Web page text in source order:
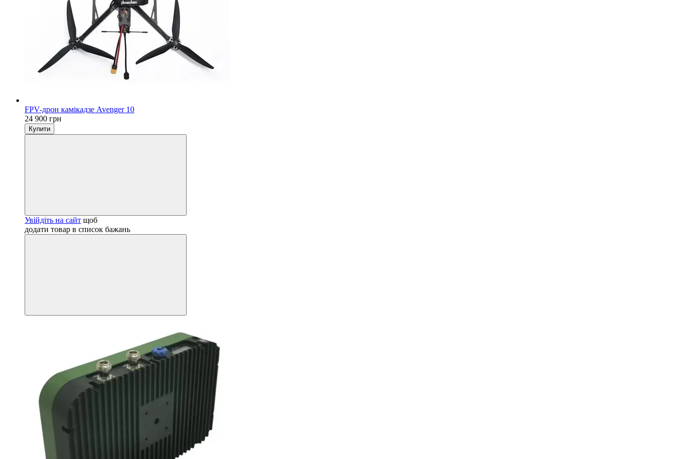
FPV-дрон камікадзе Avenger 10
24 900 грн
Купити
Увійдіть на сайт щоб
додати товар в список бажань